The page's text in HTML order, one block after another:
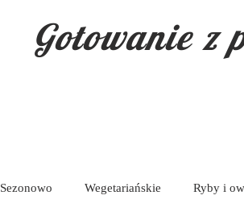
Gotowanie z
Sezonowo Wegetariańskie Ryby i